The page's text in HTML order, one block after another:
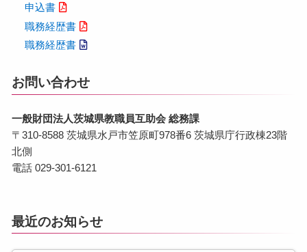
申込書
職務経歴書
職務経歴書
お問い合わせ
一般財団法人茨城県教職員互助会 総務課
〒310-8588 茨城県水戸市笠原町978番6 茨城県庁行政棟23階
北側
電話 029-301-6121
最近のお知らせ